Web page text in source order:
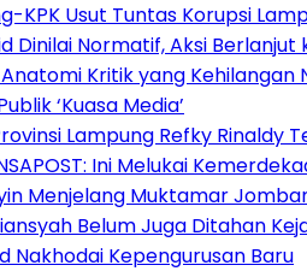
KPK Usut Tuntas Korupsi
Dinilai Normatif, Aksi
Kritik yang Kehilangan
‘Kuasa Media’
Lampung Refky
Ini Melukai
Menjelang Muktamar
Belum Juga Ditahan
Nakhodai Kepengurusan Baru